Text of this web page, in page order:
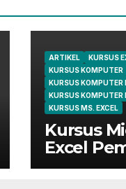
ARTIKEL
KURSUS
KURSUS KOMPUTER
KURSUS KOMPUTER
KURSUS KOMPUTER
KURSUS MS. EXCEL
Kursus
Excel
Cileungsi